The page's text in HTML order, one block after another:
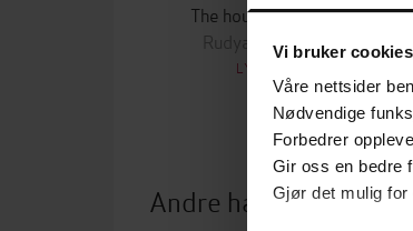
Vi bruker cookies
Våre nettsider
Nødvendige
Forbedrer
Gir oss en bedre
Gjør det mulig
The house surgeon
Rudyard Kipling
LYDBOK
Andre har også kjøpt